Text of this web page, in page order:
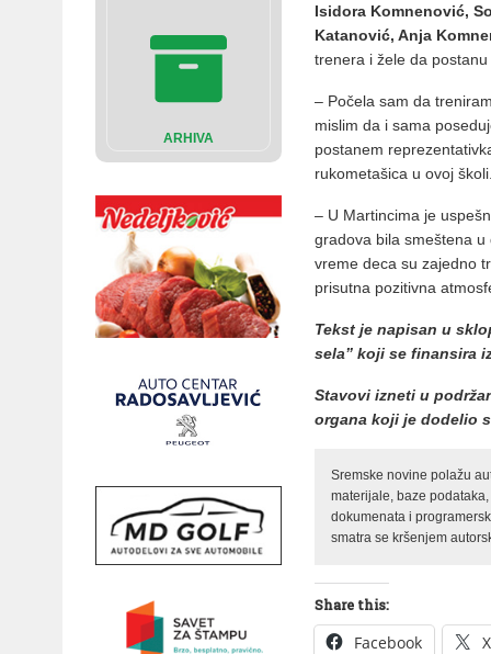
ARHIVA
Isidora Komnenović,
Katanović, Anja
trenera i žele da
– Počela sam da
mislim da i sama
postanem
rukometašica u ovoj
– U Martincima je
gradova bila smeštena
vreme deca su zajedno
prisutna pozitivna
Tekst je napisan u
sela” koji se finansira
Stavovi izneti u
organa koji je dodelio
Sremske novine polažu
materijale, baze
dokumenata i
smatra se kršenjem
Share this:
Facebook X